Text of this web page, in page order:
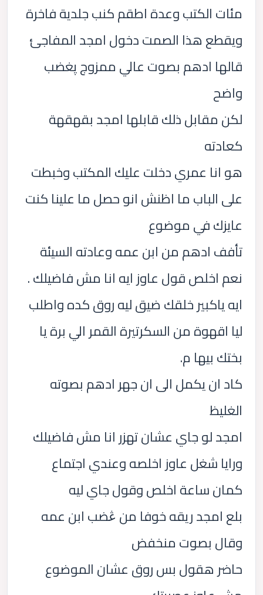
مئات الكتب وعدة اطقم كنب جلدية فاخرة
ويقطع هذا الصمت دخول امجد المفاجئ
قالها ادهم بصوت عالي ممزوج پغضب
واضح
لكن مقابل ذلك قابلها امجد بقهقهة
كعادته
هو انا عمري دخلت عليك المكتب وخبطت
على الباب ما اظنش انو حصل ما علينا كنت
عايزك في موضوع
تأفف ادهم من ابن عمه وعادته السيئة
نعم اخلص قول عاوز ايه انا مش فاضيلك .
ايه ياكبير خلقك ضيق ليه روق كده واطلب
ليا اقهوة من السكرتيرة القمر الي برة يا
بختك بيها م.
كاد ان يكمل الى ان جهر ادهم بصوته
الغليظ
امجد لو جاي عشان تهزر انا مش فاضيلك
ورايا شغل عاوز اخلصه وعندي اجتماع
كمان ساعة اخلص وقول جاي ليه
بلع امجد ريقه خوفا من ڠضب ابن عمه
وقال بصوت منخفض
حاضر هقول بس روق عشان الموضوع